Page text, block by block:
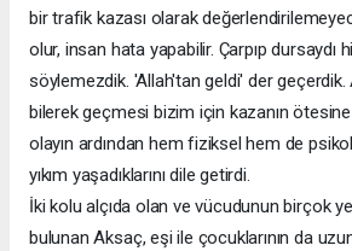
bir trafik kazası olarak
olur, insan hata yapabilir. Çarpıp dursaydı
söylemezdik. 'Allah'tan geldi' der
bilerek geçmesi bizim için kazanın
olayın ardından hem fiziksel hem de
yıkım yaşadıklarını dile getirdi.
İki kolu alçıda olan ve vücudunun birçok
bulunan Aksaç, eşi ile çocuklarının da